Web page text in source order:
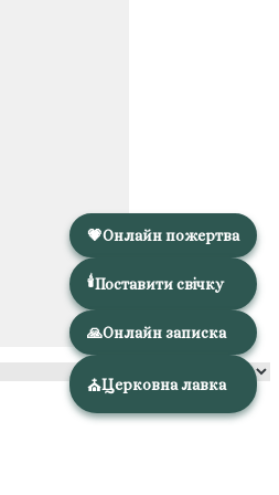
💗Онлайн пожертва
🕯️Поставити свічку
🙏Онлайн записка
⛪Церковна лавка